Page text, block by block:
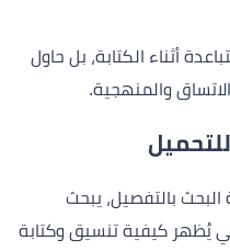
أثناء الكتابة، بل حاول
والمنهجية.
بالتفصيل، يبحث
يُظهر كيفية تنسيق وكتابة